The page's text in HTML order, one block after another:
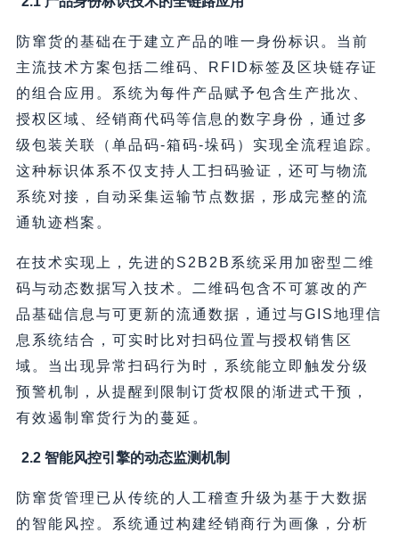
防窜货的基础在于建立产品的唯一身份标识。当前
主流技术方案包括二维码、RFID标签及区块链存证
的组合应用。系统为每件产品赋予包含生产批次、
授权区域、经销商代码等信息的数字身份，通过多
级包装关联（单品码-箱码-垛码）实现全流程追踪。
这种标识体系不仅支持人工扫码验证，还可与物流
系统对接，自动采集运输节点数据，形成完整的流
通轨迹档案。
在技术实现上，先进的S2B2B系统采用加密型二维
码与动态数据写入技术。二维码包含不可篡改的产
品基础信息与可更新的流通数据，通过与GIS地理信
息系统结合，可实时比对扫码位置与授权销售区
域。当出现异常扫码行为时，系统能立即触发分级
预警机制，从提醒到限制订货权限的渐进式干预，
有效遏制窜货行为的蔓延。
2.2 智能风控引擎的动态监测机制
防窜货管理已从传统的人工稽查升级为基于大数据
的智能风控。系统通过构建经销商行为画像，分析